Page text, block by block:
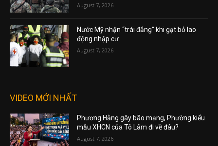
August 7, 2026
Nước Mỹ nhận “trái đắng” khi gạt bỏ lao
động nhập cư
August 7, 2026
VIDEO MỚI NHẤT
Phương Hằng gây bão mạng, Phường kiểu
mẫu XHCN của Tô Lâm đi về đâu?
August 7, 2026